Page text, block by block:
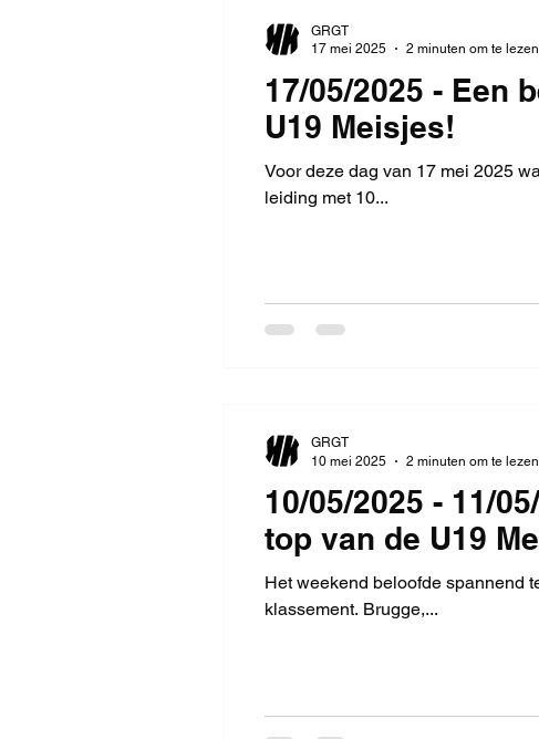
17/05/2025 - Een
U19 Meisjes!
Voor deze dag van 17 mei 2025
leiding met 10...
GRGT
17 mei 2025
2 minuten om te lezen
10/05/2025 - 11/
top van de U19
Het weekend beloofde spannend
klassement. Brugge,...
GRGT
10 mei 2025
2 minuten om te lezen